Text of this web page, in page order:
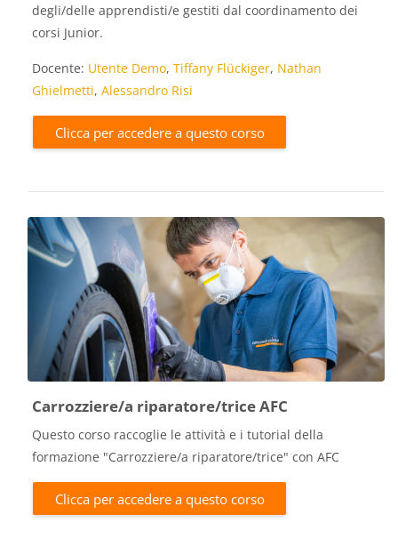
degli/delle apprendisti/e gestiti dal coordinamento dei
corsi Junior.
Docente: Utente Demo, Tiffany Flückiger, Nathan
Ghielmetti, Alessandro Risi
Clicca per accedere a questo corso
Carrozziere/a riparatore/trice AFC
Questo corso raccoglie le attività e i tutorial della
formazione "Carrozziere/a riparatore/trice" con AFC
Clicca per accedere a questo corso